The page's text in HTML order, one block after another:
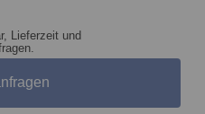
Lieferzeit und